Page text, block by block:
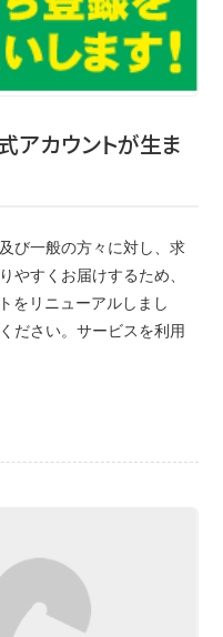
アカウントが生ま
び一般の方々に対し、求
やすくお届けするため、
をリニューアルしまし
ださい。サービスを利用